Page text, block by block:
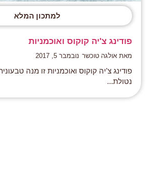
למתכון המלא
פודינג צ'יה קוקוס ואוכמניות
מאת אולגה טוכשר נובמבר 5, 2017
פודינג צ'יה קוקוס ואוכמניות זו מנה
נטולת...